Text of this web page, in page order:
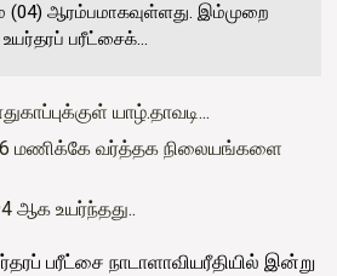
(04) ஆரம்பமாகவுள்ளது. இம்முறை
பரீட்சைக்...
யாழ்.தாவடி...
மணிக்கே வர்த்தக நிலையங்களை
ஆக உயர்ந்தது..
பரீட்சை நாடாளாவியரீதியில் இன்று